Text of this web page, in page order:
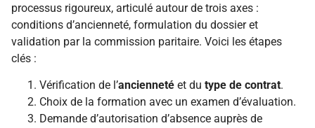
processus rigoureux, articulé autour de trois axes :
conditions d’ancienneté, formulation du dossier et
validation par la commission paritaire. Voici les étapes
clés :
Vérification de l’ancienneté et du type de contrat.
Choix de la formation avec un examen d’évaluation.
Demande d’autorisation d’absence auprès de